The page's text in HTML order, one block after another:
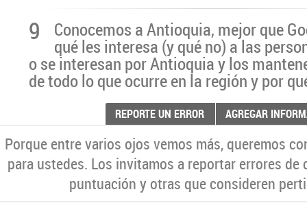
9 Conocemos a Antioquia, mejor que
qué les interesa (y qué no) a las
o se interesan por Antioquia y los
de todo lo que ocurre en la región y por
REPORTE UN ERROR AGREGAR
Porque entre varios ojos vemos más, queremos
para ustedes. Los invitamos a reportar errores
puntuación y otras que consideren